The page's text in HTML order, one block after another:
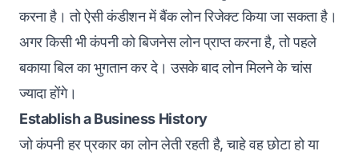
करना है। तो ऐसी कंडीशन में बैंक लोन रिजेक्ट किया जा सकता है।
अगर किसी भी कंपनी को बिजनेस लोन प्राप्त करना है, तो पहले
बकाया बिल का भुगतान कर दे। उसके बाद लोन मिलने के चांस
ज्यादा होंगे।
Establish a Business History
जो कंपनी हर प्रकार का लोन लेती रहती है, चाहे वह छोटा हो या